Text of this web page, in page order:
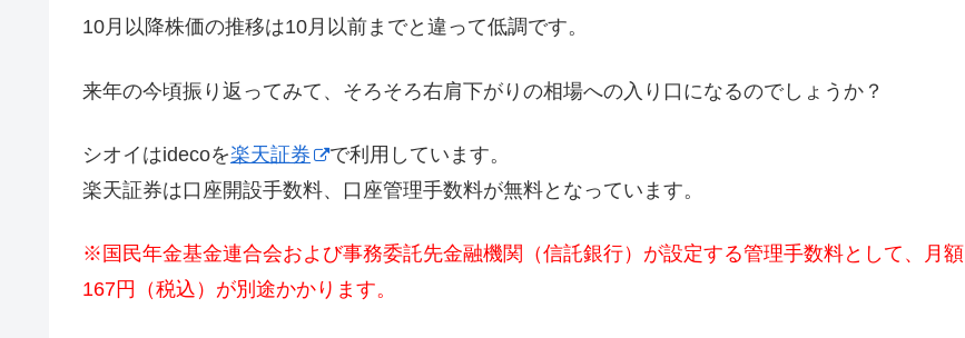
10月以降株価の推移は10月以前までと違って低調です。
来年の今頃振り返ってみて、そろそろ右肩下がりの相場への入り口になるのでしょうか？
シオイはidecoを楽天証券
で利用しています。
楽天証券は口座開設手数料、口座管理手数料が無料となっています。
※国民年金基金連合会および事務委託先金融機関（信託銀行）が設定する管理手数料として、月額
167円（税込）が別途かかります。